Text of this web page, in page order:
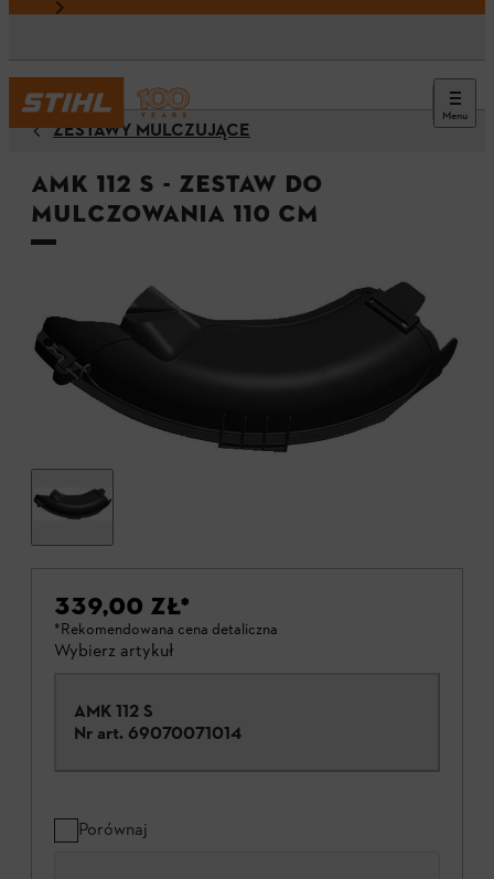
Menu
ZESTAWY MULCZUJĄCE
AMK 112 S - Zestaw do
mulczowania 110 cm
339,00 ZŁ*
*Rekomendowana cena detaliczna
Wybierz artykuł
AMK 112 S
Nr art. 69070071014
Porównaj